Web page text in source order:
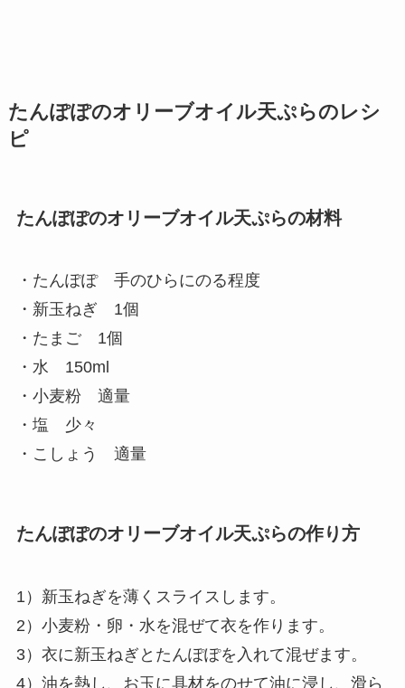
たんぽぽのオリーブオイル天ぷらのレシ
ピ
たんぽぽのオリーブオイル天ぷらの材料
・たんぽぽ 手のひらにのる程度
・新玉ねぎ 1個
・たまご 1個
・水 150ml
・小麦粉 適量
・塩 少々
・こしょう 適量
たんぽぽのオリーブオイル天ぷらの作り方
1）新玉ねぎを薄くスライスします。
2）小麦粉・卵・水を混ぜて衣を作ります。
3）衣に新玉ねぎとたんぽぽを入れて混ぜます。
4）油を熱し、お玉に具材をのせて油に浸し、滑ら